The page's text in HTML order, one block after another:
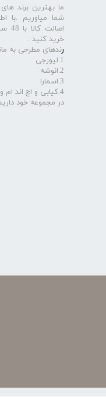
ما بهترین برند
شما میاوریم .با
خرید کنید :
رندهای مطرحی به
1.لیورجی
2.انوشه
3.اسمارا
4.کیابی و اچ اند ام و ...
در مجموعه خود